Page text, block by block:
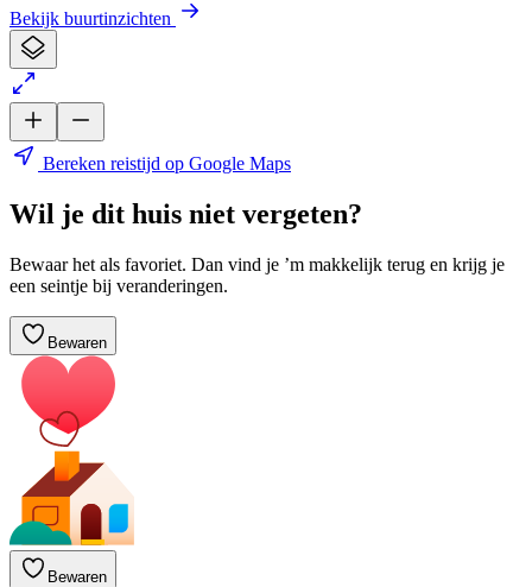
Bekijk buurtinzichten
Bereken reistijd op Google Maps
Wil je dit huis niet vergeten?
Bewaar het als favoriet. Dan vind je ’m makkelijk terug en krijg je
een seintje bij veranderingen.
Bewaren
Bewaren